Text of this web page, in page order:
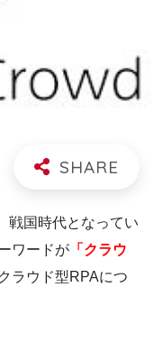
戦国時代となってい
ワードが 「クラウ
ラウド型RPAにつ